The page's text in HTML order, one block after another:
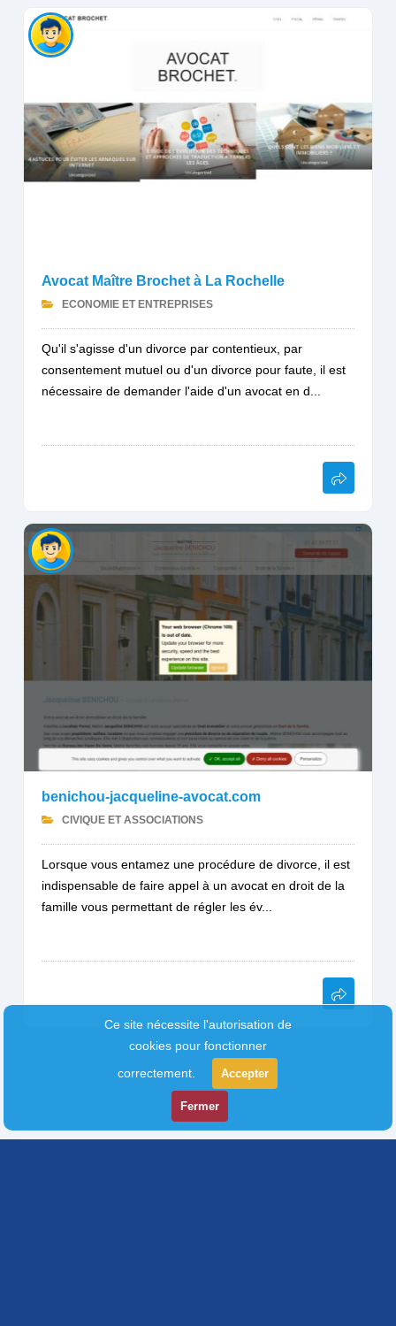
Avocat Maître Brochet à La Rochelle
ECONOMIE ET ENTREPRISES
Qu'il s'agisse d'un divorce par contentieux, par
consentement mutuel ou d'un divorce pour faute, il est
nécessaire de demander l'aide d'un avocat en d...
benichou-jacqueline-avocat.com
CIVIQUE ET ASSOCIATIONS
Lorsque vous entamez une procédure de divorce, il est
indispensable de faire appel à un avocat en droit de la
famille vous permettant de régler les év...
Ce site nécessite l'autorisation de
cookies pour fonctionner
correctement.
Accepter
Fermer